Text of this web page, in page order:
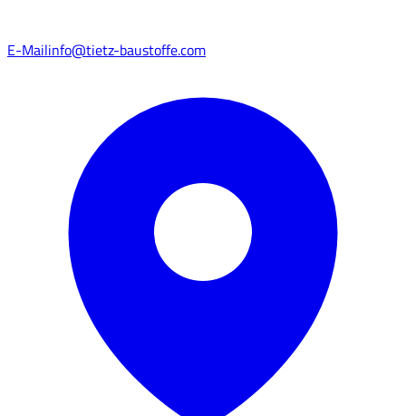
E-Mailinfo@tietz-baustoffe.com